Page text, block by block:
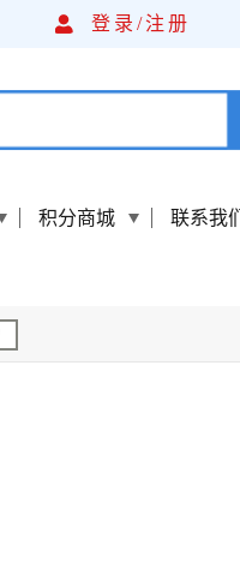
登录/注册
积分商城 联系我们